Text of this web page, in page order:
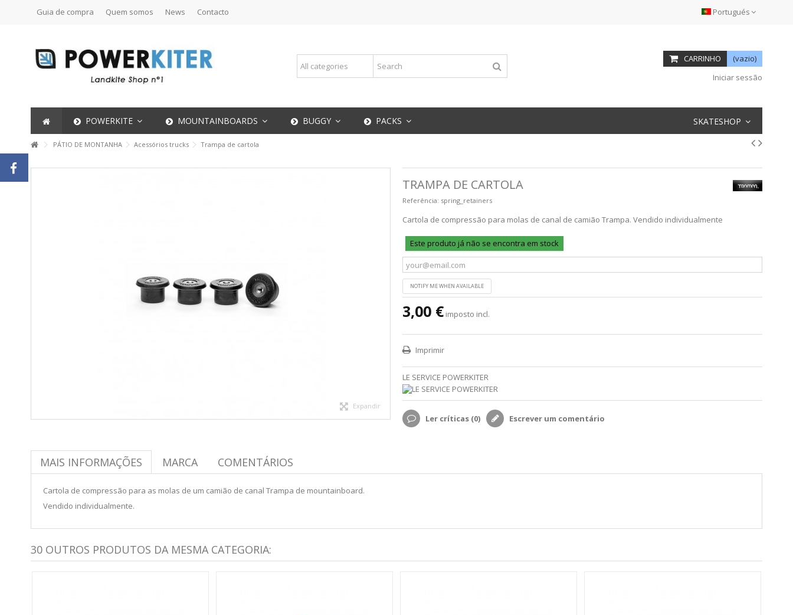
Portugués
Guia de compra Quem somos News Contacto
CARRINHO
(vazio)
Iniciar sessão
POWERKITE MOUNTAINBOARDS BUGGY PACKS SKATESHOP
PÁTIO DE MONTANHA Acessórios trucks Trampa de cartola
Expandir
TRAMPA DE CARTOLA
Referência: spring_retainers
Cartola de compressão para molas de canal de camião Trampa. Vendido individualmente
Este produto já não se encontra em stock
NOTIFY ME WHEN AVAILABLE
3,00 € imposto incl.
Imprimir
LE SERVICE POWERKITER
Ler críticas (0) Escrever um comentário
MAIS INFORMAÇÕES MARCA COMENTÁRIOS
Cartola de compressão para as molas de um camião de canal Trampa de mountainboard.
Vendido individualmente.
30 OUTROS PRODUTOS DA MESMA CATEGORIA: